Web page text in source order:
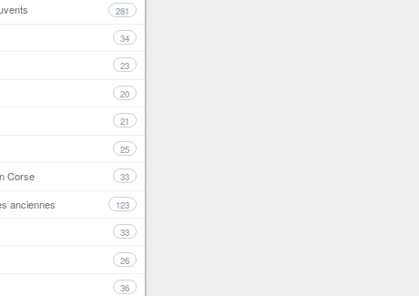
281
34
23
20
21
25
Corse 33
anciennes 123
33
26
36